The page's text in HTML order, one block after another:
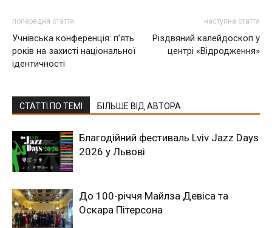
попередня стаття
Учнівська конференція: п’ять
років на захисті національної
ідентичності
наступна стаття
Різдвяний калейдоскоп у
центрі «Відродження»
СТАТТІ ПО ТЕМІ БІЛЬШЕ ВІД АВТОРА
Благодійний фестиваль Lviv Jazz Days
2026 у Львові
До 100-річчя Майлза Девіса та
Оскара Пітерсона